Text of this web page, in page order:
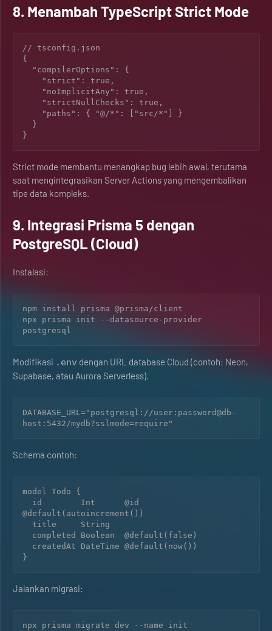
8. Menambah TypeScript Strict Mode
// tsconfig.json
{
Strict mode membantu menangkap bug lebih awal, terutama
saat mengintegrasikan Server Actions yang mengembalikan
tipe data kompleks.
9. Integrasi Prisma 5 dengan
PostgreSQL (Cloud)
Instalasi:
npm install prisma @prisma/client
npx prisma init --datasource-provider
Modifikasi .env dengan URL database Cloud (contoh: Neon,
Supabase, atau Aurora Serverless).
DATABASE_URL="postgresql://user:password@db-
Schema contoh:
model Todo {
@default(autoincrement())
Jalankan migrasi:
npx prisma migrate dev --name init